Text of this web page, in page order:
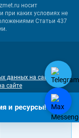
носит
каких условиях не
Статьи 437
данных на сайте
сайте
вы соглашаетесь
сполитикой
и ресурсы!